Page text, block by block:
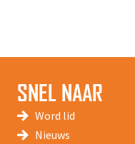
SNEL NAAR
Word lid
Nieuws